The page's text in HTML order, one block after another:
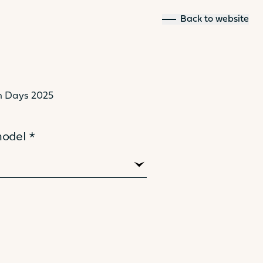
Back to website
Days 2025
*
44